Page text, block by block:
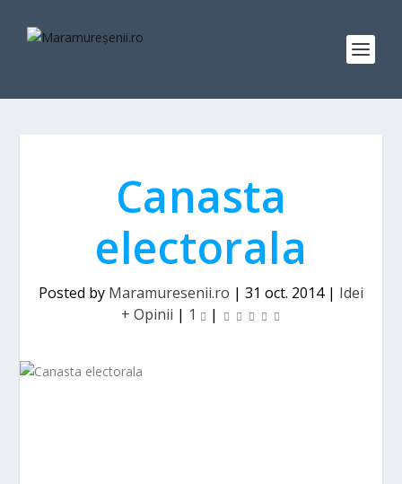
Canasta
electorala
Posted by Maramuresenii.ro | 31 oct. 2014| Idei
+ Opinii | 1 |